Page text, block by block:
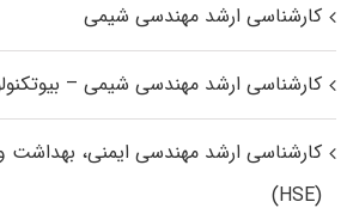
کارشناسی ارشد مهندسی شیمی
کارشناسی ارشد مهندسی شیمی –
کارشناسی ارشد مهندسی ایمنی،
(HSE)